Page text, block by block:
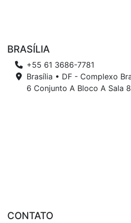
BRASÍLIA
+55 61 3686-7781
Brasília • DF - Complexo
6 Conjunto A Bloco A Sala
CONTATO